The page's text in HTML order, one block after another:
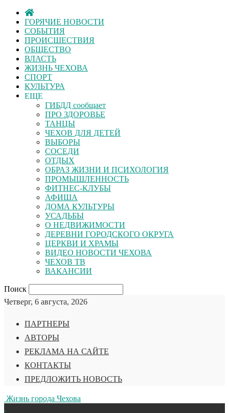
ГОРЯЧИЕ НОВОСТИ
СОБЫТИЯ
ПРОИСШЕСТВИЯ
ОБЩЕСТВО
ВЛАСТЬ
ЖИЗНЬ ЧЕХОВА
СПОРТ
КУЛЬТУРА
ЕЩЕ
ГИБДД сообщает
ПРО ЗДОРОВЬЕ
ТАНЦЫ
ЧЕХОВ ДЛЯ ДЕТЕЙ
ВЫБОРЫ
СОСЕДИ
ОТДЫХ
ОБРАЗ ЖИЗНИ И ПСИХОЛОГИЯ
ПРОМЫШЛЕННОСТЬ
ФИТНЕС-КЛУБЫ
АФИША
ДОМА КУЛЬТУРЫ
УСАДЬБЫ
О НЕДВИЖИМОСТИ
ДЕРЕВНИ ГОРОДСКОГО ОКРУГА
ЦЕРКВИ И ХРАМЫ
ВИДЕО НОВОСТИ ЧЕХОВА
ЧЕХОВ ТВ
ВАКАНСИИ
Поиск
Четверг, 6 августа, 2026
ПАРТНЕРЫ
АВТОРЫ
РЕКЛАМА НА САЙТЕ
КОНТАКТЫ
ПРЕДЛОЖИТЬ НОВОСТЬ
Жизнь города Чехова